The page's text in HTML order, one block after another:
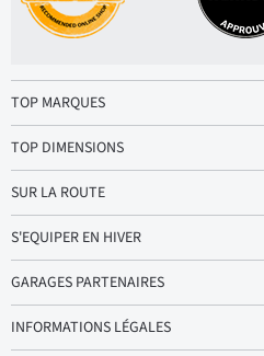
TOP MARQUES
TOP DIMENSIONS
SUR LA ROUTE
S'EQUIPER EN HIVER
GARAGES PARTENAIRES
INFORMATIONS LÉGALES